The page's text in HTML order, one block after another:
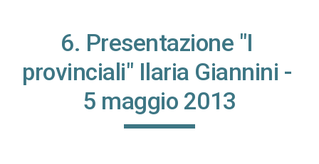
6. Presentazione "I
provinciali" Ilaria Giannini -
5 maggio 2013